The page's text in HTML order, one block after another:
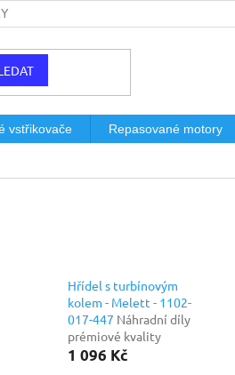
vstřikovače Repasované motory
Hřídel s turbínovým
kolem - Melett - 1102-
017-447 Náhradní díly
prémiové kvality
1 096 Kč